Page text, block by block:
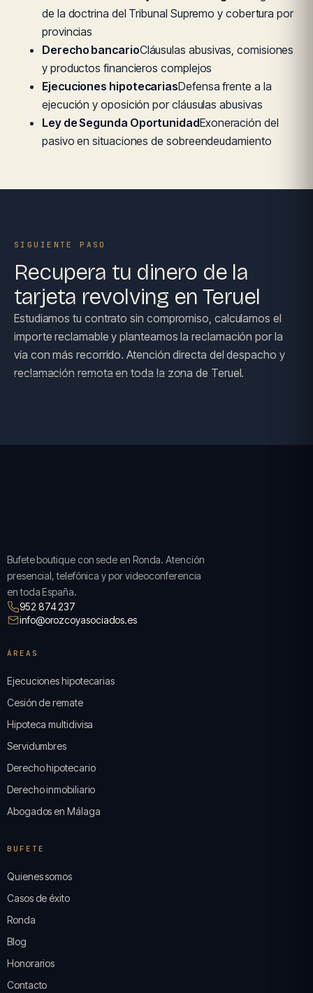
de la doctrina del Tribunal Supremo y cobertura por
provincias
Derecho bancarioCláusulas abusivas, comisiones
y productos financieros complejos
Ejecuciones hipotecariasDefensa frente a la
ejecución y oposición por cláusulas abusivas
Ley de Segunda OportunidadExoneración del
pasivo en situaciones de sobreendeudamiento
SIGUIENTE PASO
Recupera tu dinero de la
tarjeta revolving en Teruel
Estudiamos tu contrato sin compromiso, calculamos el
importe reclamable y planteamos la reclamación por la
vía con más recorrido. Atención directa del despacho y
reclamación remota en toda la zona de Teruel.
Bufete boutique con sede en Ronda. Atención
presencial, telefónica y por videoconferencia
en toda España.
952 874 237
info@orozcoyasociados.es
ÁREAS
Ejecuciones hipotecarias
Cesión de remate
Hipoteca multidivisa
Servidumbres
Derecho hipotecario
Derecho inmobiliario
Abogados en Málaga
BUFETE
Quienes somos
Casos de éxito
Ronda
Blog
Honorarios
Contacto